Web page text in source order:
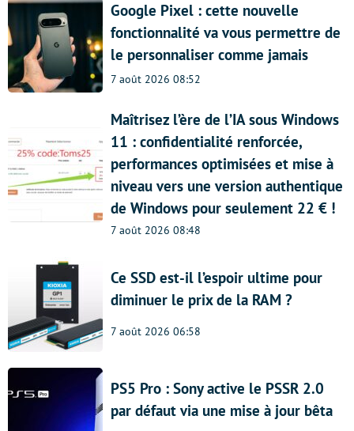
Google Pixel : cette nouvelle
fonctionnalité va vous permettre de
le personnaliser comme jamais
7 août 2026 08:52
Maîtrisez l’ère de l’IA sous Windows
11 : confidentialité renforcée,
performances optimisées et mise à
niveau vers une version authentique
de Windows pour seulement 22 € !
7 août 2026 08:48
Ce SSD est-il l’espoir ultime pour
diminuer le prix de la RAM ?
7 août 2026 06:58
PS5 Pro : Sony active le PSSR 2.0
par défaut via une mise à jour bêta